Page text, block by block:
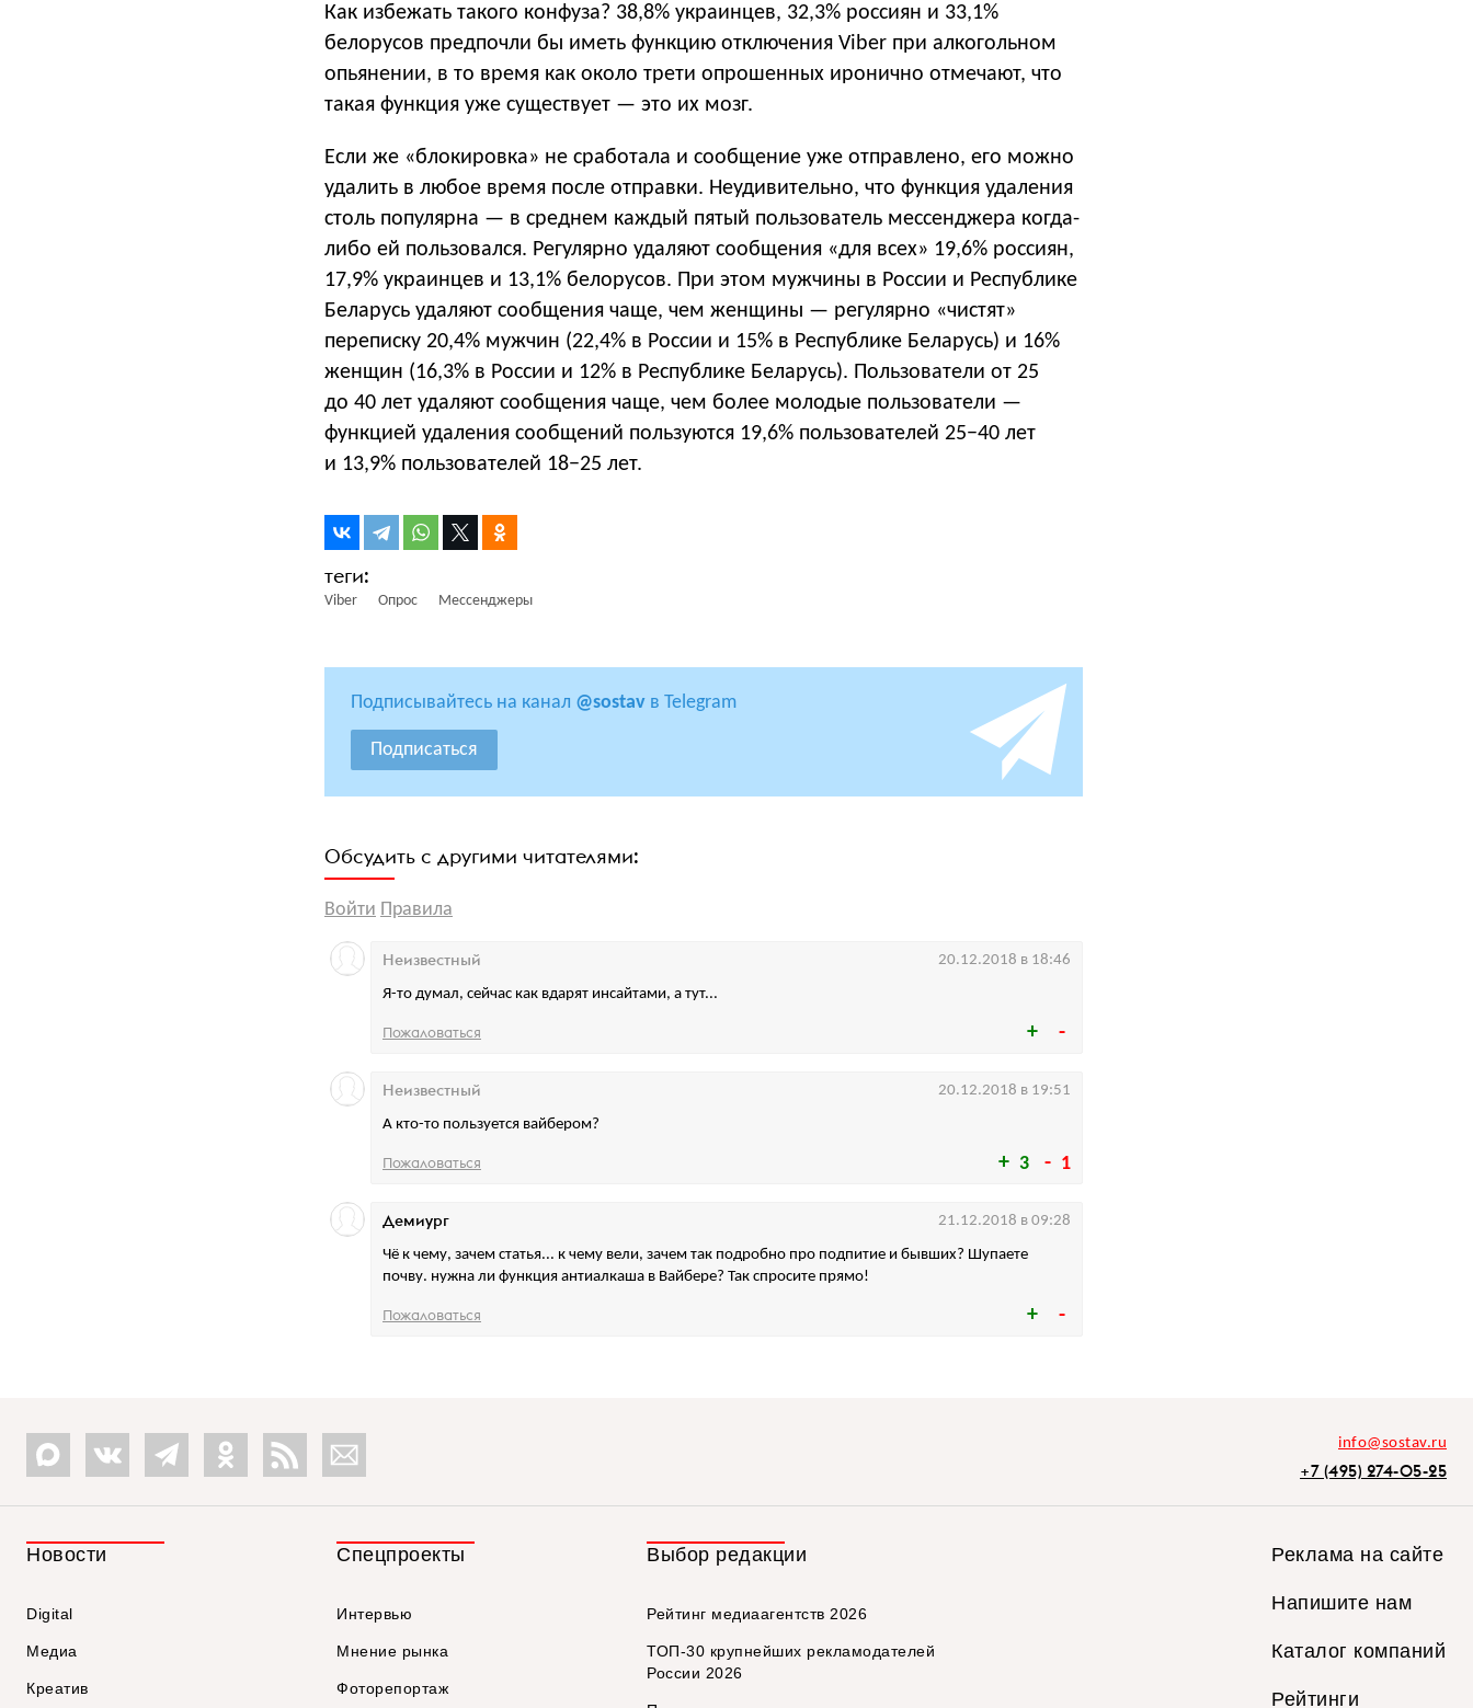
Как избежать такого конфуза? 38,8% украинцев, 32,3% россиян и 33,1%
белорусов предпочли бы иметь функцию отключения Viber при алкогольном
опьянении, в то время как около трети опрошенных иронично отмечают, что
такая функция уже существует — это их мозг.
Если же «блокировка» не сработала и сообщение уже отправлено, его можно
удалить в любое время после отправки. Неудивительно, что функция удаления
столь популярна — в среднем каждый пятый пользователь мессенджера когда-
либо ей пользовался. Регулярно удаляют сообщения «для всех» 19,6% россиян,
17,9% украинцев и 13,1% белорусов. При этом мужчины в России и Республике
Беларусь удаляют сообщения чаще, чем женщины — регулярно «чистят»
переписку 20,4% мужчин (22,4% в России и 15% в Республике Беларусь) и 16%
женщин (16,3% в России и 12% в Республике Беларусь). Пользователи от 25
до 40 лет удаляют сообщения чаще, чем более молодые пользователи —
функцией удаления сообщений пользуются 19,6% пользователей 25−40 лет
и 13,9% пользователей 18−25 лет.
Viber Опрос Мессенджеры
Подписывайтесь на канал @sostav в Telegram
Подписаться
Обсудить с другими читателями:
Войти Правила
Я-то думал, сейчас как вдарят инсайтами, а тут...
Неизвестный 20.12.2018 в 18:46
Пожаловаться
3 1
А кто-то пользуется вайбером?
Неизвестный 20.12.2018 в 19:51
Пожаловаться
Чё к чему, зачем статья... к чему вели, зачем так подробно про подпитие и бывших? Шупаете
почву. нужна ли функция антиалкаша в Вайбере? Так спросите прямо!
Демиург 21.12.2018 в 09:28
Пожаловаться
info@sostav.ru
+7 (495) 274-05-25
Новости
Digital
Медиа
Креатив
Спецпроекты
Интервью
Мнение рынка
Фоторепортаж
Выбор редакции
Рейтинг медиаагентств 2026
ТОП-30 крупнейших рекламодателей
России 2026
Реклама на сайте
Напишите нам
Каталог компаний
Рейтинги